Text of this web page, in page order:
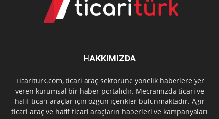
HAKKIMIZDA
Ticariturk.com, ticari araç sektörüne yönelik haberlere yer
veren kurumsal bir haber portalıdır. Mecramızda ticari ve
hafif ticari araçlar için özgün içerikler bulunmaktadır. Ağır
ticari araç ve hafif ticari araçların haberleri ve kampanyaları